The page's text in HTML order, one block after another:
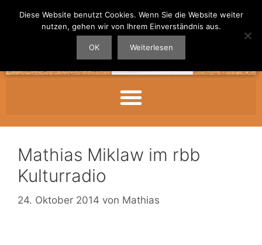
Mathias Miklaw im rbb
Kulturradio
24. Oktober 2014 von Mathias
Diese Website benutzt Cookies. Wenn Sie die Website weiter
nutzen, gehen wir von Ihrem Einverständnis aus.
OK Weiterlesen